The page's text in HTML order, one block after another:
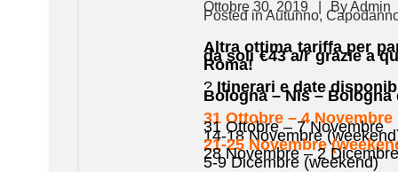
Ottobre 30, 2019 ByAdmin
Posted inAutunno,
Altra ottima tariffa per
da soli €43 a/r grazie a
Roma!
? Itinerari e date
Bologna – Nis – Bologna
31 Ottobre – 4 Novembre
31 Ottobre – 7 Novembre
14-18 Novembre
21-25 Novembre
28 Novembre – 2
5-9 Dicembre (weekend)